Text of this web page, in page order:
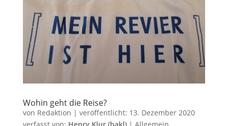
Wohin geht die Reise?
von Redaktion | veröffentlicht: 13. Dezember 2020